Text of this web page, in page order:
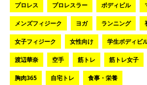
プロレス プロレスラー ボディビル
メンズフィジーク ヨガ ランニング
女子フィジーク 女性向け 学生ボディビ
渡辺華奈 空手 筋トレ 筋トレ女子
胸肉365 自宅トレ 食事・栄養